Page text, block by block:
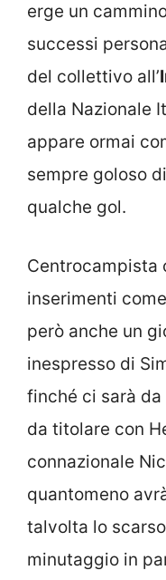
erge un
successi
del collettivo all’
della Nazionale
appare ormai
sempre goloso
qualche gol.
Centrocampista
inserimenti
però anche un
inespresso di
finché ci sarà
da titolare con
connazionale
quantomeno
talvolta lo
minutaggio in